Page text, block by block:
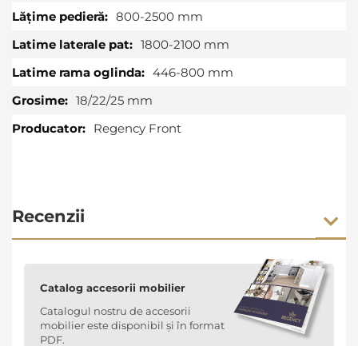
800-2500 mm
1800-2100 mm
446-800 mm
18/22/25 mm
Regency Front
Recenzii
Catalog accesorii mobilier
Catalogul nostru de accesorii
mobilier este disponibil și în format
PDF.